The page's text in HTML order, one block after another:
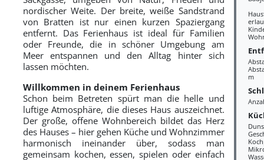
m
nordischer Weite. Der breite, weiße Sandstrand
von Bratten ist nur einen kurzen Spaziergang
entfernt. Das Ferienhaus ist ideal für Familien
oder Freunde, die in schöner Umgebung am
Meer entspannen und den Alltag hinter sich
lassen möchten.
Willkommen in deinem Ferienhaus
Schon beim Betreten spürt man die helle und
luftige Atmosphäre, die dieses Haus auszeichnet.
Der große, offene Wohnbereich bildet das Herz
des Hauses – hier gehen Küche und Wohnzimmer
harmonisch ineinander über, sodass man
gemeinsam kochen, essen, spielen oder einfach